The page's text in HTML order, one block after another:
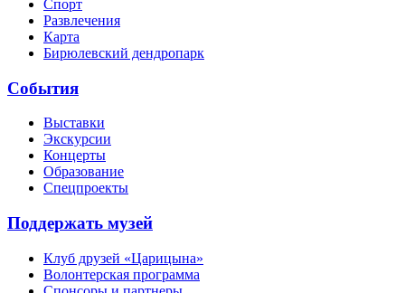
Спорт
Развлечения
Карта
Бирюлевский дендропарк
События
Выставки
Экскурсии
Концерты
Образование
Спецпроекты
Поддержать музей
Клуб друзей «Царицына»
Волонтерская программа